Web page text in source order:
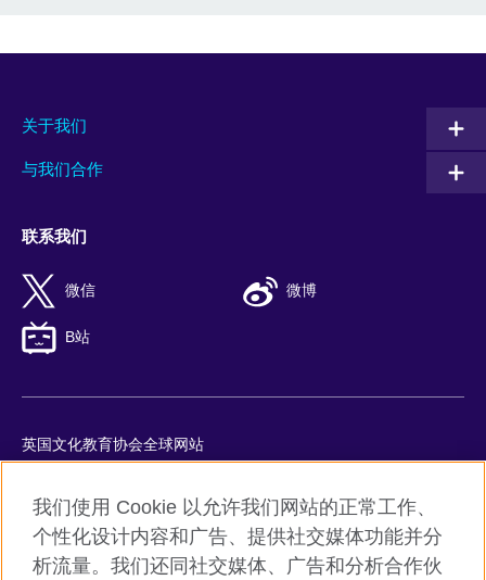
关于我们
与我们合作
联系我们
微信 微博
B站
英国文化教育协会全球网站
Cookie
网站地图
ICP number: 京ICP备10044692号-8
我们使用 Cookie 以允许我们网站的正常工作、
个性化设计内容和广告、提供社交媒体功能并分
析流量。我们还同社交媒体、广告和分析合作伙